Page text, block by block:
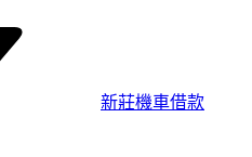
新莊機車借款